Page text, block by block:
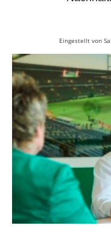
Eingestellt von